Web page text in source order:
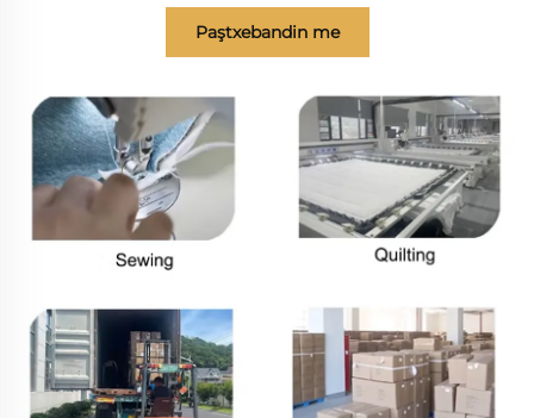
Paştxebandin me